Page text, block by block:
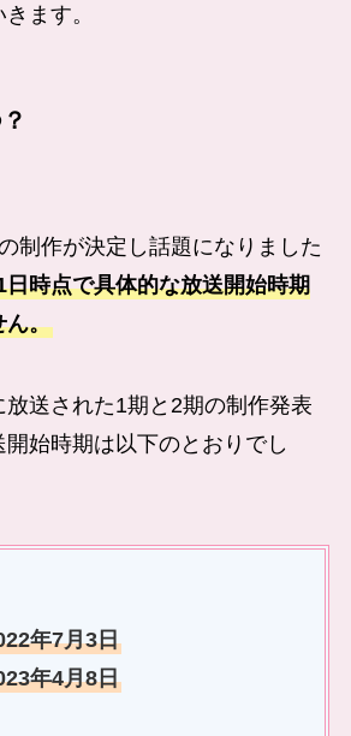
ます。
制作が決定し話題になりました
日時点で具体的な放送開始時期
ん。
送された1期と2期の制作発表
始時期は以下のとおりでし
年7月3日
年4月8日